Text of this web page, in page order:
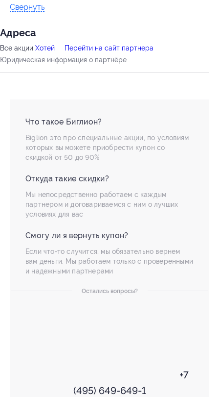
Свернуть
Адресa
Все акции Хотей
Перейти на сайт партнера
Юридическая информация о партнёре
Что такое Биглион?
Biglion это про специальные акции, по условиям
которых вы можете приобрести купон со
скидкой от 50 до 90%
Откуда такие скидки?
Мы непосредственно работаем с каждым
партнером и договариваемся с ним о лучших
условиях для вас
Смогу ли я вернуть купон?
Если что-то случится, мы обязательно вернем
вам деньги. Мы работаем только с проверенными
и надежными партнерами
Остались вопросы?
+7
(495) 649-649-1